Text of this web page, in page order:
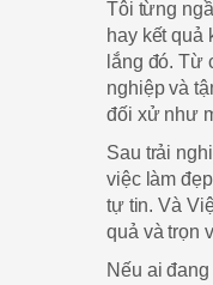
Tôi từng
hay kết quả
lắng đó. Từ
nghiệp và
đối xử như
Sau trải
việc làm
tự tin. Và
quả và trọn
Nếu ai